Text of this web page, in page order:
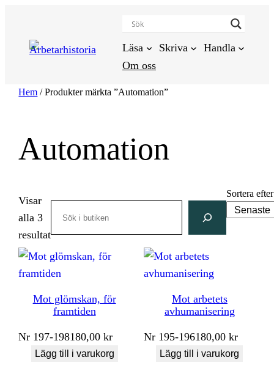
innehåll
Läsa Skriva
Handla
Om oss
Hem / Produkter märkta ”Automation”
Automation
Visar
alla 3
resultatSortera
efter
Sortera efter
Mot glömskan, för
framtiden
Nr 197-198180,00kr
Lägg till i varukorg
Mot arbetets
avhumanisering
Nr 195-196180,00kr
Lägg till i varukorg